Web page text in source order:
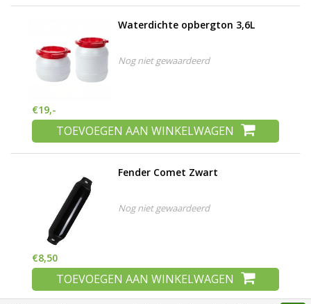
Waterdichte opbergton 3,6L
Nog niet gewaardeerd
€19,-
TOEVOEGEN AAN WINKELWAGEN
Fender Comet Zwart
Nog niet gewaardeerd
€8,50
TOEVOEGEN AAN WINKELWAGEN